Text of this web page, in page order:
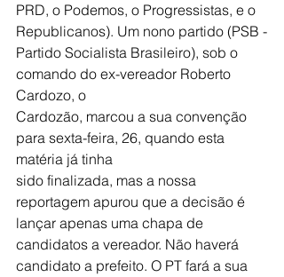
PRD, o Podemos, o Progressistas, e o
Republicanos). Um nono partido (PSB -
Partido Socialista Brasileiro), sob o
comando do ex-vereador Roberto
Cardozo, o
Cardozão, marcou a sua convenção
para sexta-feira, 26, quando esta
matéria já tinha
sido finalizada, mas a nossa
reportagem apurou que a decisão é
lançar apenas uma chapa de
candidatos a vereador. Não haverá
candidato a prefeito. O PT fará a sua